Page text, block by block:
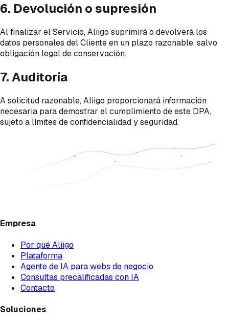
6. Devolución o supresión
Al finalizar el Servicio, Aliigo suprimirá o devolverá los
datos personales del Cliente en un plazo razonable, salvo
obligación legal de conservación.
7. Auditoría
A solicitud razonable, Aliigo proporcionará información
necesaria para demostrar el cumplimiento de este DPA,
sujeto a límites de confidencialidad y seguridad.
Empresa
Por qué Aliigo
Plataforma
Agente de IA para webs de negocio
Consultas precalificadas con IA
Contacto
Soluciones